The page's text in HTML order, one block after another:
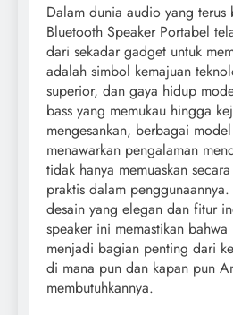
Dalam dunia audio yang terus
Bluetooth Speaker Portabel
dari sekadar gadget untuk
adalah simbol kemajuan
superior, dan gaya hidup
bass yang memukau hingga
mengesankan, berbagai
menawarkan pengalaman
tidak hanya memuaskan
praktis dalam
desain yang elegan dan fitur
speaker ini memastikan bahwa
menjadi bagian penting dari
di mana pun dan kapan pun
membutuhkannya.